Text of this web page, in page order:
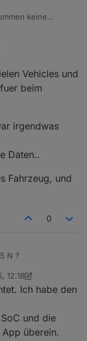
keine
Vehicles und
beim
irgendwas
Daten..
Fahrzeug, und
0
N ?
vielen Vehicles
alles, dafuer beim
war irgendwas
alle Daten..
Fahrzeug,
12:18
8. Mai 2025, 14:23
Ich habe den
und die
überein.